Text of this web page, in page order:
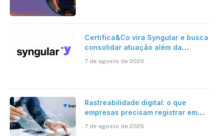
Certifica&Co vira Syngular e busca
consolidar atuação além da
7 de agosto de 2026
Rastreabilidade digital: o que
empresas precisam registrar em
7 de agosto de 2026